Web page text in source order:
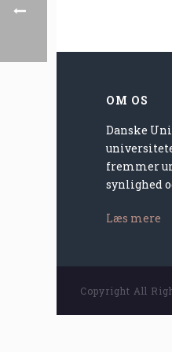
OM OS
Danske
fremmer
synlighed
Læs mere
Copyright All